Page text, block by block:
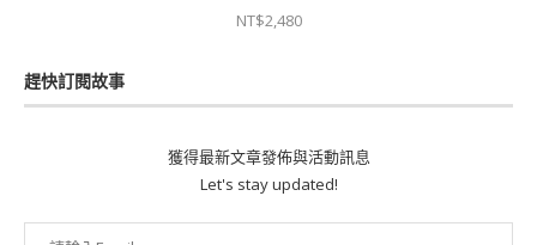
NT$2,480
趕快訂閱故事
獲得最新文章發佈與活動訊息
Let's stay updated!